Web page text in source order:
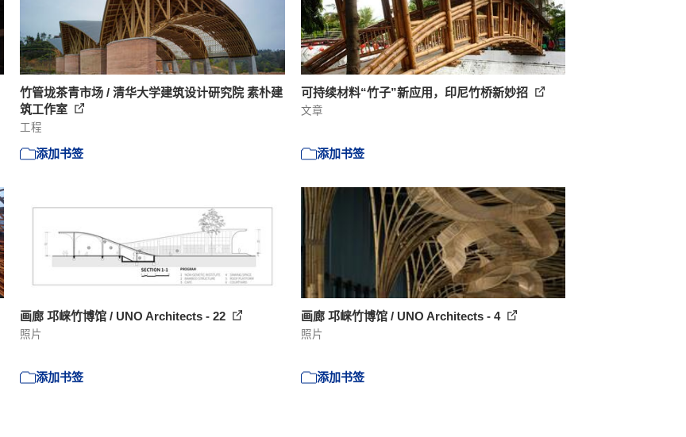
竹管垅茶青市场 / 清华大学建筑设计研究院 素朴建
筑工作室
工程
添加书签
可持续材料“竹子”新应用，印尼竹桥新妙招
文章
添加书签
画廊 邛崃竹博馆 / UNO Architects - 22
照片
添加书签
画廊 邛崃竹博馆 / UNO Architects - 4
照片
添加书签